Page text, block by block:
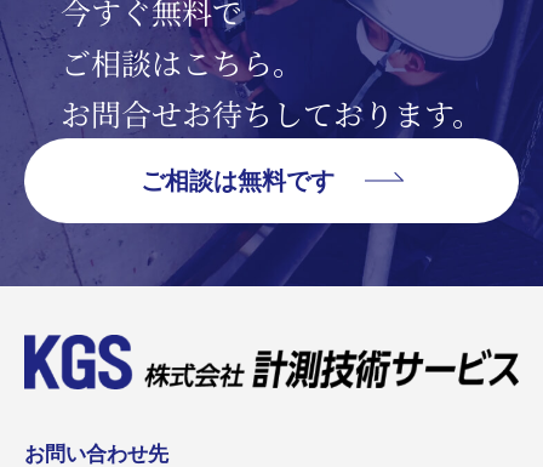
今すぐ無料で
ご相談はこちら。
お問合せお待ちしております。
ご相談は無料です
お問い合わせ先